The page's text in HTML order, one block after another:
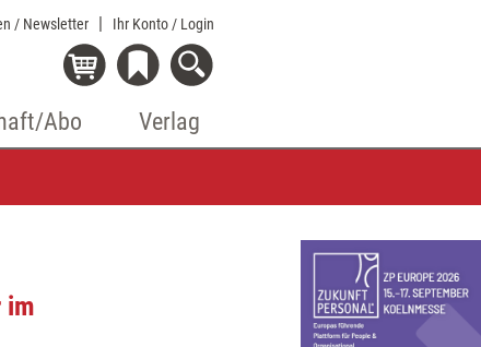
/ Newsletter Ihr Konto / Login
Abo Verlag
im